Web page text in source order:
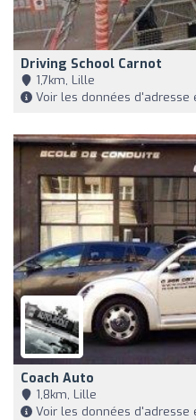
Driving School Carnot
1,7km, Lille
Voir les données d'adresse
Coach Auto
1,8km, Lille
Voir les données d'adresse